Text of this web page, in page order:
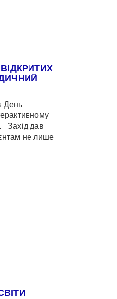
День
Захід дав
не лише